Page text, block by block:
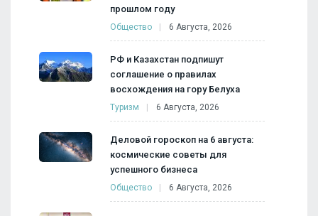
прошлом году
Общество 6 Августа, 2026
РФ и Казахстан подпишут
соглашение о правилах
восхождения на гору Белуха
Туризм 6 Августа, 2026
Деловой гороскоп на 6 августа:
космические советы для
успешного бизнеса
Общество 6 Августа, 2026